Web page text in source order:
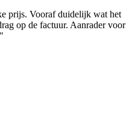
prijs. Vooraf duidelijk wat het
op de factuur. Aanrader voor
"